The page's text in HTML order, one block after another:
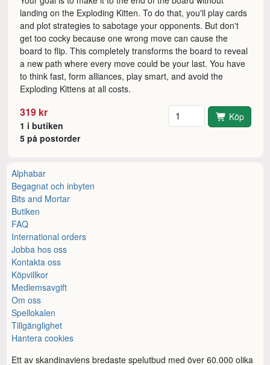
landing on the Exploding Kitten. To do that, you'll play cards
and plot strategies to sabotage your opponents. But don't
get too cocky because one wrong move can cause the
board to flip. This completely transforms the board to reveal
a new path where every move could be your last. You have
to think fast, form alliances, play smart, and avoid the
Exploding Kittens at all costs.
319 kr
1 i butiken
5 på postorder
Antal Köp
Alphabar
Begagnat och inbyten
Bits and Mortar
Butiken
FAQ
International orders
Jobba hos oss
Kontakta oss
Köpvillkor
Medlemsavgift
Om oss
Spellokalen
Tillgänglighet
Hantera cookies
Ett av skandinaviens bredaste spelutbud med över 60.000 olika